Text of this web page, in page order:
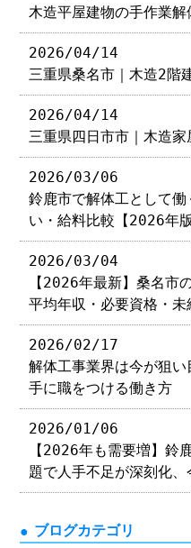
木造平屋建物の手作業解
2026/04/14
三重県桑名市｜木造2階
2026/04/14
三重県四日市市｜木造家
2026/03/06
鈴鹿市で解体工として
い・給料比較【2026年
2026/03/04
【2026年最新】桑名市
平均年収・必要資格・
2026/02/17
解体工事業界は今が狙
手に職をつける働き方
2026/01/06
【2026年も需要増】鈴
題で人手不足が深刻化、
ブログカテゴリ